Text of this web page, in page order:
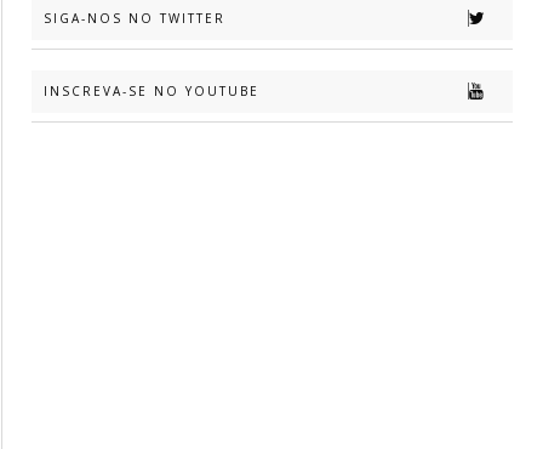
SIGA-NOS NO TWITTER
INSCREVA-SE NO YOUTUBE